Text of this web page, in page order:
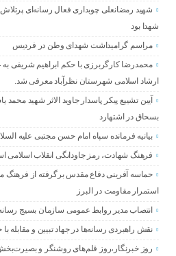
شهید رمضانعلی چوبداری فعال رسانه‌ای
شهدا بود
مراسم گرامیداشت شهدای وطن در فردیس
محمدرضا کارگربرزی با حکم ابراهیم شریفی
ارشاد اسلامی شهرستان نظرآباد معرفی شد.
آیین تشییع پیکر پاسدار جاوید الاثر شهید
بسحاق در اشتهارد
بیانیه فرمانده سپاه امام حسن مجتبی علیه
فرهنگ شهادت، رمز جاودانگی انقلاب اسلامی
حماسه آفرینی دفاع مقدس برگرفته از فرهنگ
استمرار مقاومت در البرز
انتصاب مدیر روابط عمومی سازمان بسیج رسانه
نقش راهبردی رسانه‌ها در جهاد تبیین و مقابله
روز خبرنگار،روز قلم‌های روشنگر و